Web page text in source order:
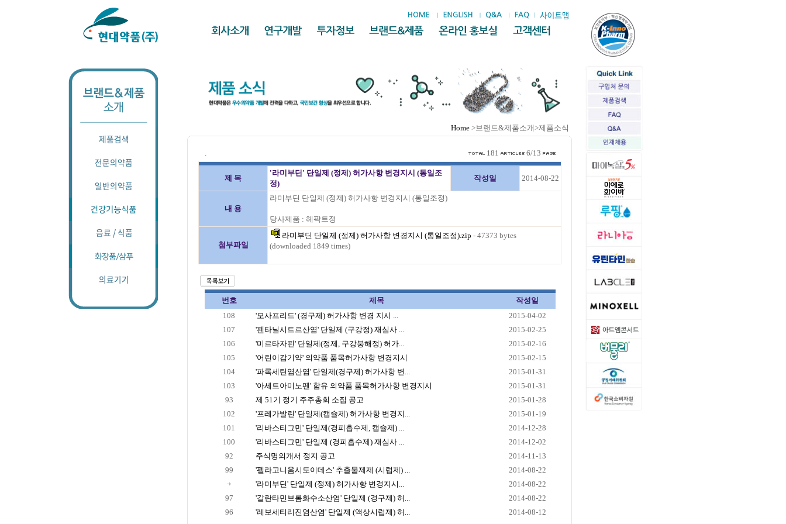
Home >브랜드&제품소개>제품소식
. 181 6/13
제 목
'라미부딘' 단일제 (정제) 허가사항 변경지시 (통일조
정)
작성일 2014-08-22
내 용
라미부딘 단일제 (정제) 허가사항 변경지시 (통일조정)
당사제품 : 헤팍트정
첨부파일
라미부딘 단일제 (정제) 허가사항 변경지시 (통일조정).zip - 47373 bytes
(downloaded 1849 times)
번호 제목
작성일
108
'모사프리드' (경구제) 허가사항 변경 지시 ...
2015-04-02
107
'펜타닐시트르산염' 단일제 (구강정) 재심사 ...
2015-02-25
106
'미르타자핀' 단일제(정제, 구강붕해정) 허가...
2015-02-16
105
'어린이감기약' 의약품 품목허가사항 변경지시
2015-02-15
104
'파록세틴염산염' 단일제(경구제) 허가사항 변...
2015-01-31
103
'아세트아미노펜' 함유 의약품 품목허가사항 변경지시
2015-01-31
93
제 51기 정기 주주총회 소집 공고
2015-01-28
102
'프레가발린' 단일제(캡슐제) 허가사항 변경지...
2015-01-19
101
'리바스티그민' 단일제(경피흡수제, 캡슐제) ...
2014-12-28
100
'리바스티그민' 단일제 (경피흡수제) 재심사 ...
2014-12-02
92
주식명의개서 정지 공고
2014-11-13
99
'펠라고니움시도이데스' 추출물제제 (시럽제) ...
2014-08-22
'라미부딘' 단일제 (정제) 허가사항 변경지시...
2014-08-22
97
'갈란타민브롬화수소산염' 단일제 (경구제) 허...
2014-08-22
96
'레보세티리진염산염' 단일제 (액상시럽제) 허... 2014-08-12